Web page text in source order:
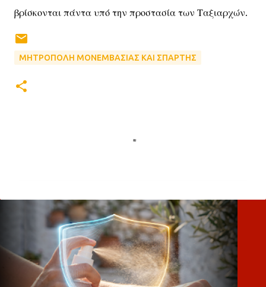
βρίσκονται πάντα υπό την προστασία των Ταξιαρχών.
ΜΗΤΡΟΠΟΛΗ ΜΟΝΕΜΒΑΣΙΑΣ ΚΑΙ ΣΠΑΡΤΗΣ
λ